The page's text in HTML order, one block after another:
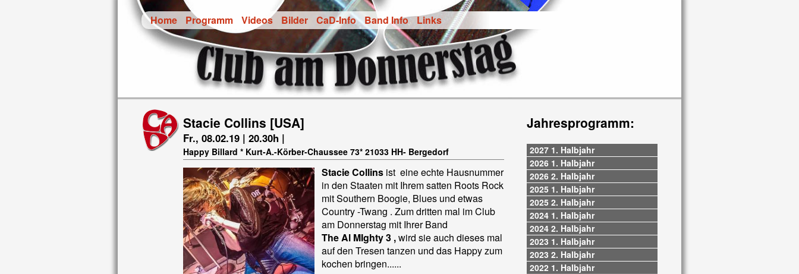
Home Programm Videos Bilder CaD-Info Band Info Links
Stacie Collins [USA]
Fr., 08.02.19 | 20.30h |
Happy Billard * Kurt-A.-Körber-Chaussee 73* 21033 HH- Bergedorf
Stacie Collins ist eine echte Hausnummer
in den Staaten mit Ihrem satten Roots Rock
mit Southern Boogie, Blues und etwas
Country -Twang . Zum dritten mal im Club
am Donnerstag mit Ihrer Band
The Al MIghty 3 ,wird sie auch dieses mal
auf den Tresen tanzen und das Happy zum
kochen bringen......
Jahresprogramm:
2027 1. Halbjahr
2026 1. Halbjahr
2026 2. Halbjahr
2025 1. Halbjahr
2025 2. Halbjahr
2024 1. Halbjahr
2024 2. Halbjahr
2023 1. Halbjahr
2023 2. Halbjahr
2022 1. Halbjahr